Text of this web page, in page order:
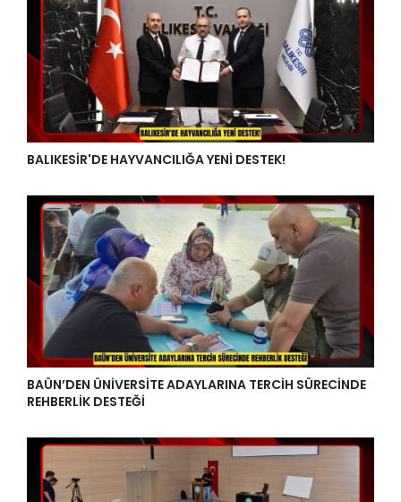
BALIKESİR'DE HAYVANCILIĞA YENİ DESTEK!
BAÜN’DEN ÜNİVERSİTE ADAYLARINA TERCİH SÜRECİNDE
REHBERLİK DESTEĞİ